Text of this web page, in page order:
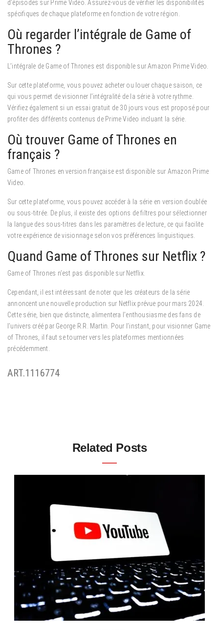
d’épisodes sur Prime Video. Assurez-vous de vérifier les disponibilités
spécifiques de chaque plateforme en fonction de votre région.
Où regarder l’intégrale de Game of
Thrones ?
L’intégrale de Game of Thrones est disponible sur Amazon Prime Video.
Sur cette plateforme, vous pouvez acheter ou louer chaque saison, ce
qui vous permet de visionner l’intégralité de la série à votre rythme.
Vérifiez également si un essai gratuit de 30 jours vous est proposé pour
profiter des différents contenus de Prime Video incluant la série.
Où trouver Game of Thrones en
français ?
Game of Thrones en version française est disponible sur Amazon Prime
Video.
Sur cette plateforme, vous pouvez accéder à la série en version doublée
ou sous-titrée. De plus, il existe des options de filtres pour sélectionner
la langue des sous-titres dans les paramètres de lecture, ce qui facilite
votre expérience de visionnage selon vos préférences linguistiques.
Quand Game of Thrones sur Netflix ?
Game of Thrones n’est pas disponible sur Netflix.
Cependant, il est intéressant de noter que les créateurs de la série
annoncent une nouvelle production sur Netflix prévue pour mars 2024.
Cette série, bien que distincte, alimentera l’enthousiasme des fans de
l’univers créé par George R.R. Martin. Pour l’instant, pour visionner Game
of Thrones, il faut se tourner vers les plateformes mentionnées
précédemment.
ART.1116774
Related Posts